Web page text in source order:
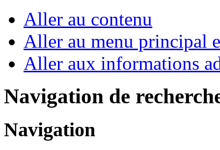
Aller au contenu
Aller au menu principal
Aller aux informations
Navigation de
Navigation